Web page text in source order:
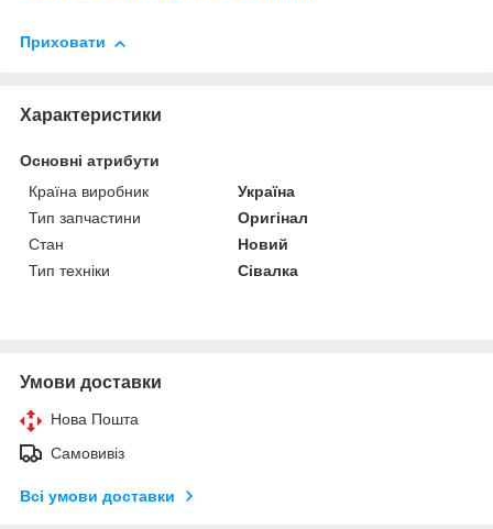
Приховати
Характеристики
Основні атрибути
Країна виробник
Україна
Тип запчастини
Оригінал
Стан
Новий
Тип техніки
Сівалка
Умови доставки
Нова Пошта
Самовивіз
Всі умови доставки